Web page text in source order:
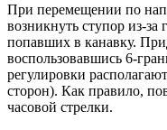
При перемещении по
возникнуть ступор из-за
попавших в канавку.
воспользовавшись 6-
регулировки
сторон). Как правило,
часовой стрелки.